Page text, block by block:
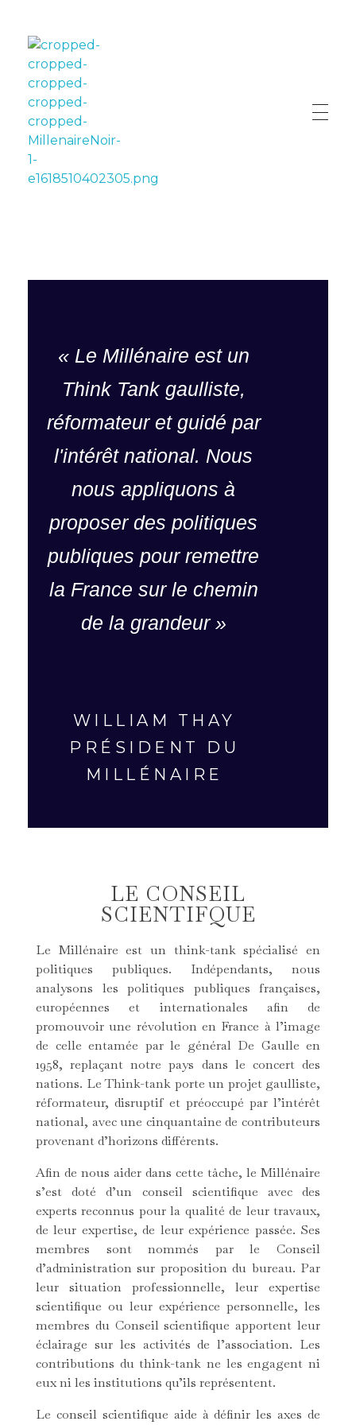
« Le Millénaire est un
Think Tank gaulliste,
réformateur et guidé par
l'intérêt national. Nous
nous appliquons à
proposer des politiques
publiques pour remettre
la France sur le chemin
de la grandeur »
WILLIAM THAY
PRÉSIDENT DU
MILLÉNAIRE
LE CONSEIL
SCIENTIFQUE
Le Millénaire est un think-tank spécialisé en
politiques publiques. Indépendants, nous
analysons les politiques publiques françaises,
européennes et internationales afin de
promouvoir une révolution en France à l’image
de celle entamée par le général De Gaulle en
1958, replaçant notre pays dans le concert des
nations. LeThink-tank porte un projet gaulliste,
réformateur, disruptif et préoccupé par l’intérêt
national, avec une cinquantaine de contributeurs
provenant d’horizons différents.
Afin de nous aider dans cette tâche, le Millénaire
s’est doté d’un conseil scientifique avec des
experts reconnus pour la qualité de leur travaux,
de leur expertise, de leur expérience passée. Ses
membres sont nommés par le Conseil
d’administration sur proposition du bureau. Par
leur situation professionnelle, leur expertise
scientifique ou leur expérience personnelle, les
membres du Conseil scientifique apportent leur
éclairage sur les activités de l’association. Les
contributions du think-tank ne les engagent ni
eux ni les institutions qu’ils représentent.
Le conseil scientifique aide à définir les axes de